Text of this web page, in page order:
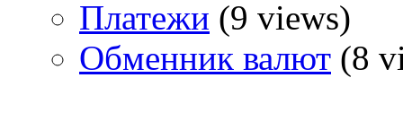
Платежи (9 views)
Обменник валют (8